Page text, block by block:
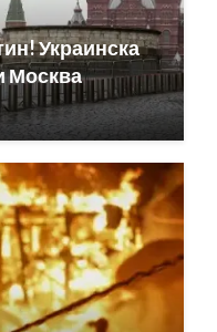
Украинска
Москва